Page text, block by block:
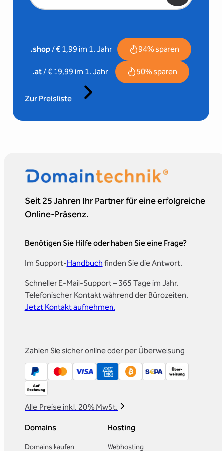
.shop/ € 1,99 im 1. Jahr 94% sparen
.at/ € 19,99 im 1. Jahr 50% sparen
Zur Preisliste
Seit 25 Jahren Ihr Partner für eine erfolgreiche
Online-Präsenz.
Benötigen Sie Hilfe oder haben Sie eine Frage?
Im Support-Handbuch finden Sie die Antwort.
Schneller E-Mail-Support – 365 Tage im Jahr.
Telefonischer Kontakt während der Bürozeiten.
Jetzt Kontakt aufnehmen.
Zahlen Sie sicher online oder per Überweisung
Alle Preise inkl. 20% MwSt.
Domains
Domains kaufen
Hosting
Webhosting